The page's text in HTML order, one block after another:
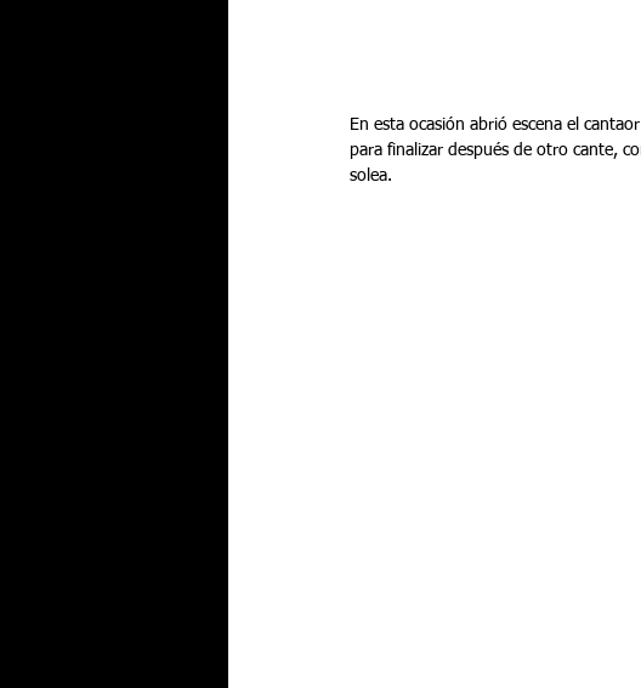
En esta ocasión abrió escena el
para finalizar después de otro cante,
solea.